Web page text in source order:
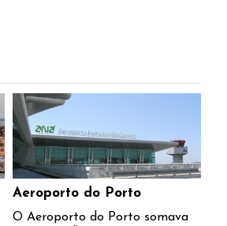
Aeroporto do Porto
O Aeroporto do Porto somava